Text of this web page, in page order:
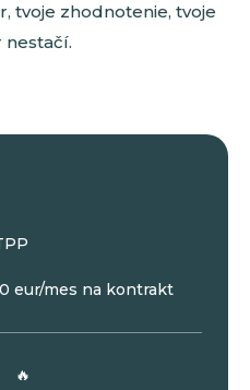
tvoje zhodnotenie, tvoje
eur/mes na kontrakt
🔥